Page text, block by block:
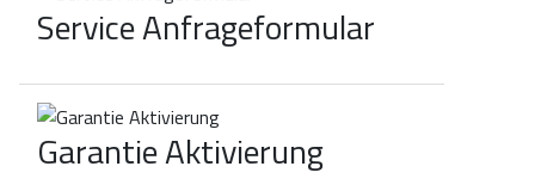
Service Anfrageformular
Garantie Aktivierung